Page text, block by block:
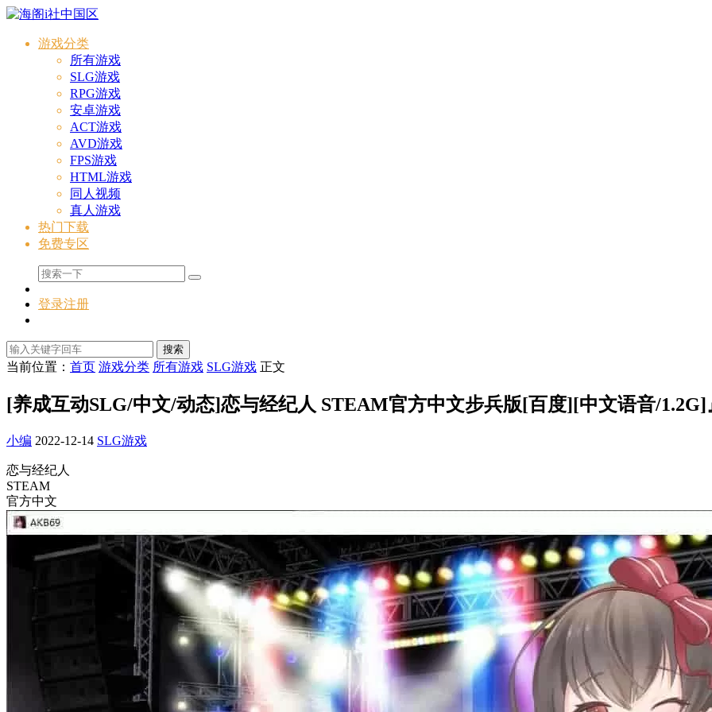
游戏分类
所有游戏
SLG游戏
RPG游戏
安卓游戏
ACT游戏
AVD游戏
FPS游戏
HTML游戏
同人视频
真人游戏
热门下载
免费专区
登录注册
搜索
当前位置： 首页 游戏分类 所有游戏 SLG游戏 正文
[养成互动SLG/中文/动态]恋与经纪人 STEAM官方中文步兵版[百度][中文语音/1.2G]
小编 2022-12-14 SLG游戏
恋与经纪人
STEAM
官方中文